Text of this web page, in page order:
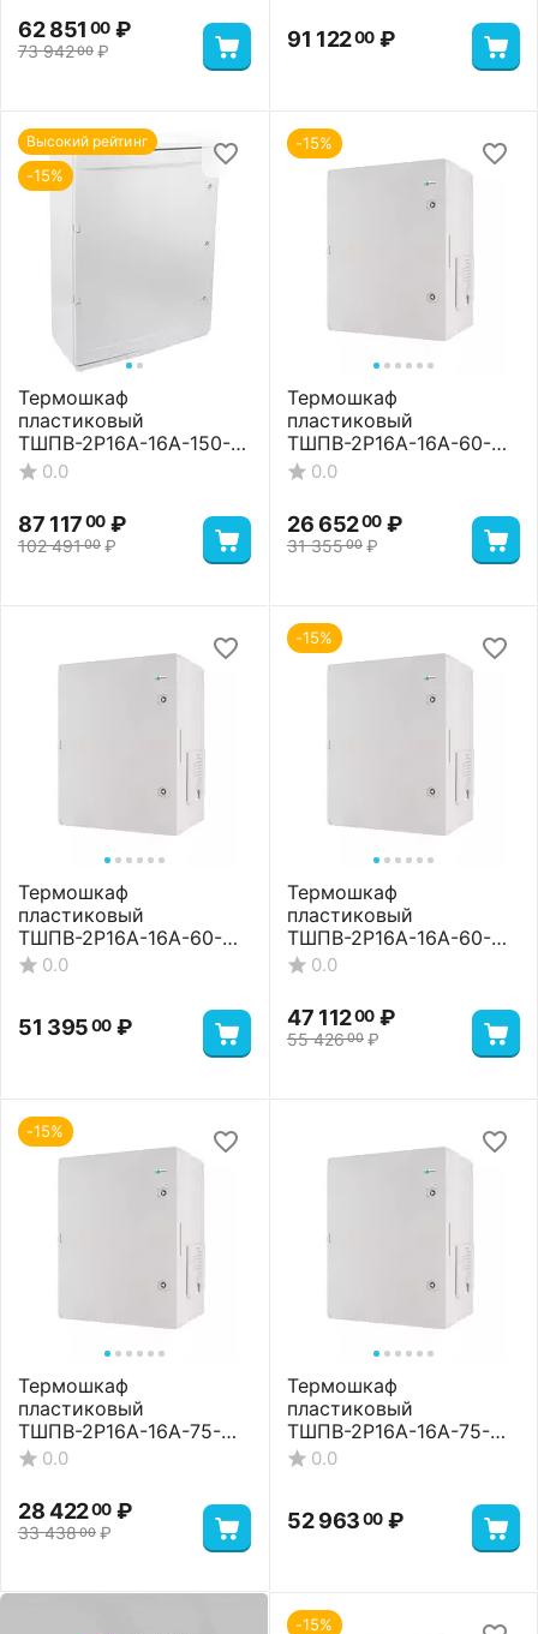
73 94200 ₽
62 851 00 ₽ 91 12200 ₽
Высокий рейтинг
-15%
Термошкаф
пластиковый
ТШПВ-2P16A-16A-150-
105-806026 Standart
0.0
102 49100 ₽
87 11700 ₽
-15%
Термошкаф
пластиковый
ТШПВ-2P16A-16A-60-
24-352515 Basic
0.0
31 35500 ₽
26 65200 ₽
Термошкаф
пластиковый
ТШПВ-2P16A-16A-60-
24-352515 Premium
0.0
51 39500 ₽
-15%
Термошкаф
пластиковый
ТШПВ-2P16A-16A-60-
24-352515 Standart
0.0
55 42600 ₽
47 11200 ₽
-15%
Термошкаф
пластиковый
ТШПВ-2P16A-16A-75-
24-403017 Basic
0.0
33 43800 ₽
28 42200 ₽
Термошкаф
пластиковый
ТШПВ-2P16A-16A-75-
24-403017 Premium
0.0
52 96300 ₽
-15%